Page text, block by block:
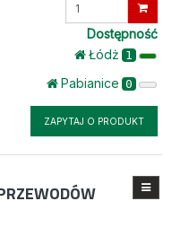
Dostępność
Łódż 1
Pabianice 0
ZAPYTAJ O PRODUKT